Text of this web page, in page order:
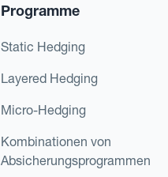
Programme
Static Hedging
Layered Hedging
Micro-Hedging
Kombinationen von
Absicherungsprogrammen